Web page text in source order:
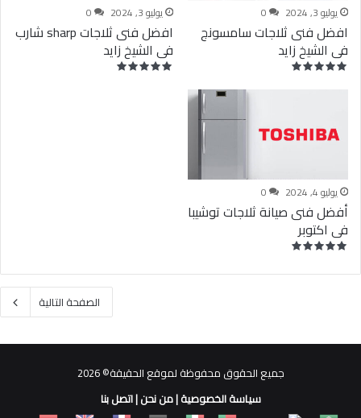
يوليو 3, 2024 0
افضل فنى ثلاجات سامسونج
فى الشيخ زايد
يوليو 3, 2024 0
افضل فنى ثلاجات sharp شارب
فى الشيخ زايد
يوليو 4, 2024 0
أفضل فنى صيانة ثلاجات توشيبا
فى اكتوبر
الصفحة التالية
جميع الحقوق محفوظة لموقع الحقيقة© 2026
سياسة الخصوصية|من نحن|اتصل بنا